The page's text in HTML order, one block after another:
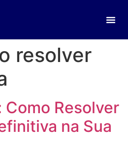
resolver
Como Resolver
na Sua